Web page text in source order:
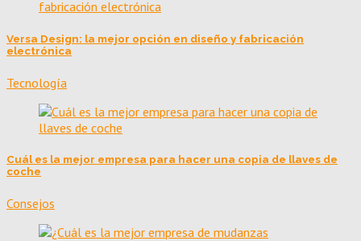
Versa Design: la mejor opción en diseño y fabricación
electrónica
Tecnología
Cuál es la mejor empresa para hacer una copia de llaves de
coche
Consejos